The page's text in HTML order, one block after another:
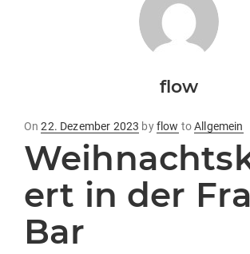
flow
OnPosted
on
22. Dezember 2023 byflow toAllgemein
ert in der
Bar